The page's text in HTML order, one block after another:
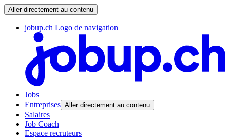
Aller directement au contenu
jobup.ch Logo de navigation
Jobs
Entreprises Aller directement au contenu
Salaires
Job Coach
Espace recruteurs